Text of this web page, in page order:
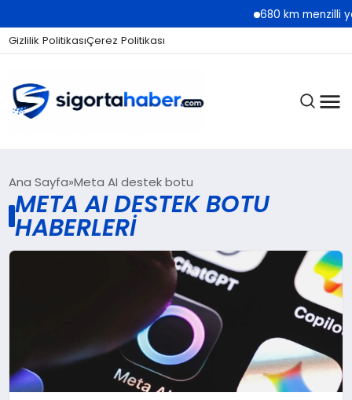
680 km menzilli
Gizlilik PolitikasıÇerez Politikası
SIGORTA
BES / HAYAT
Ana Sayfa Meta AI destek botu
META AI DESTEK BOTU
HABERLERI